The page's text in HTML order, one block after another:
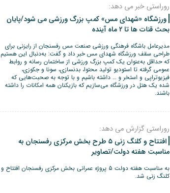
روراستی خبر می دهد:
ورزشگاه «شهدای مس» کمپ بزرگ ورزشی می شود/پایان
بحث قنات ها تا ۲ ماه آینده
مدیرعامل باشگاه فرهنگی ورزشی صنعت مس رفسنجان از رایزنی برای
طراحی سقف ورزشگاه شهدای مس خبر داد و گفت: به‌دنبال این هستیم
که حداقل به‌عنوان یک کمپ بزرگ ورزشی از ساختمان رسانه و روابط
عمومی گرفته تا استودیو تولید محتوا، بدنسازی، سونا و جکوزی،
فیزیوتراپی و استخر و … داشته باشیم و با توجه به صحبت‌هایی که
شده یک هتل در ورزشگاه می‌سازیم که بازیکنان همه امکانات را داشته
باشند.
روراستی گزارش می دهد:
افتتاح و کلنگ زنی ۵ طرح بخش مرکزی رفسنجان به
مناسبت هفته دولت/تصاویر
به مناسبت هفته دولت ۵ پروژه عمرانی بخش مرکزی رفسنجان افتتاح و
کلنگ زنی شد.